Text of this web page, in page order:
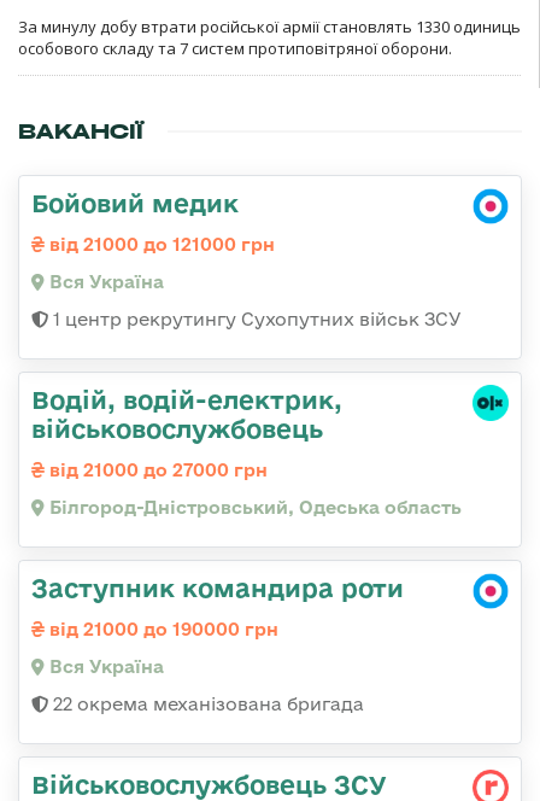
За минулу добу втрати російської армії становлять 1330 одиниць
особового складу та 7 систем протиповітряної оборони.
ВАКАНСІЇ
Бойовий медик
від 21000 до 121000 грн
Вся Україна
1 центр рекрутингу Сухопутних військ ЗСУ
Водій, водій-електрик,
військовослужбовець
від 21000 до 27000 грн
Білгород-Дністровський, Одеська область
Заступник командира роти
від 21000 до 190000 грн
Вся Україна
22 окрема механізована бригада
Військовослужбовець ЗСУ